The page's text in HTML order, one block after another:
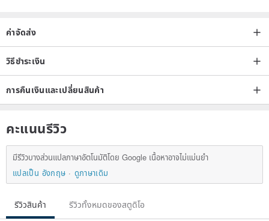
ค่าจัดส่ง
วิธีชำระเงิน
การคืนเงินและเปลี่ยนสินค้า
คะแนนรีวิว
มีรีวิวบางส่วนแปลภาษาอัตโนมัติโดย Google เนื้อหาอาจไม่แม่นยำ
แปลเป็น อังกฤษ
ดูภาษาเดิม
รีวิวสินค้า รีวิวทั้งหมดของสตูดิโอ